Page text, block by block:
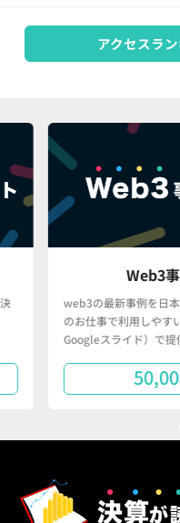
アクセスラ
Web3
web3の最新事例を日
のお仕事で利用しやす
Googleスライド）で提